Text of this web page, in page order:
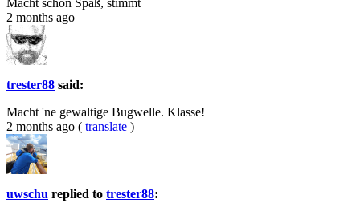
2 months ago
trester88 said:
Macht 'ne gewaltige Bugwelle. Klasse!
2 months ago ( translate )
uwschu replied to trester88: